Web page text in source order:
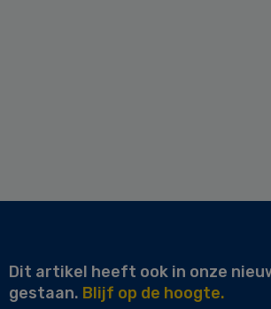
Dit artikel heeft ook in onze
gestaan. Blijf op de hoogte.